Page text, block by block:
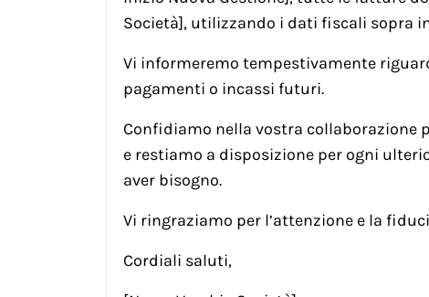
Società], utilizzando i dati fiscali sopra
Vi informeremo tempestivamente
pagamenti o incassi futuri.
Confidiamo nella vostra collaborazione
e restiamo a disposizione per ogni
aver bisogno.
Vi ringraziamo per l’attenzione e la
Cordiali saluti,